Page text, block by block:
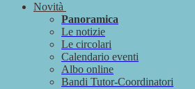
Novità
Panoramica
Le notizie
Le circolari
Calendario eventi
Albo online
Bandi Tutor-Coordinatori